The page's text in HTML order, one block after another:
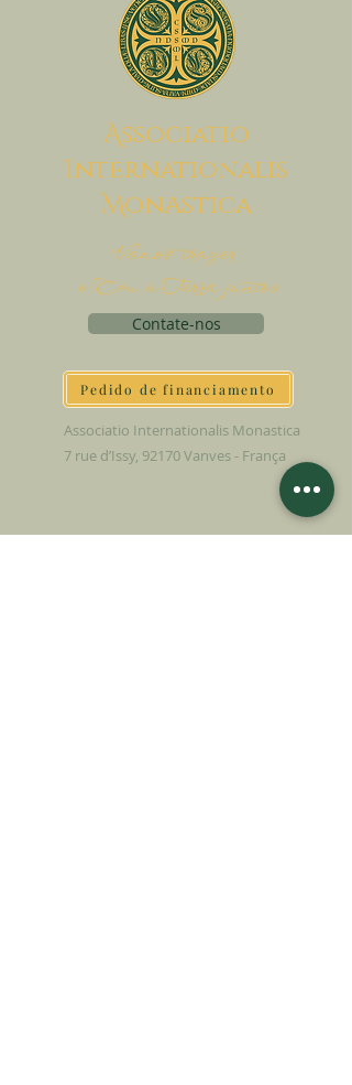
Associatio
Internationalis
MonAstica
Vamos trazer
o Céu à Terra juntos
Contate-nos
Pedido de financiamento
Associatio Internationalis Monastica
7 rue d’Issy, 92170 Vanves - França